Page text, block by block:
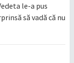
le-a pus
să vadă că nu